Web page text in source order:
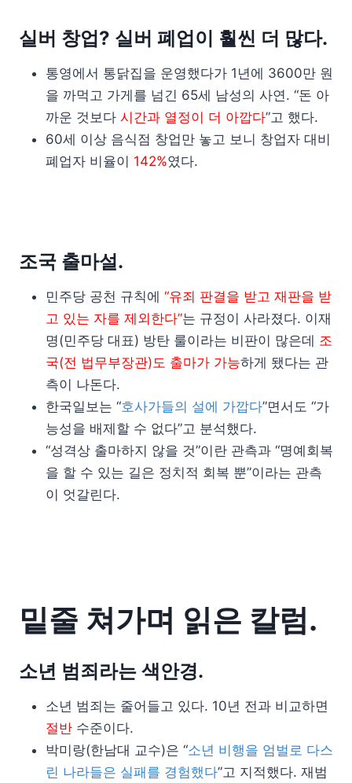
실버 창업? 실버 폐업이 훨씬 더 많다.
통영에서 통닭집을 운영했다가 1년에 3600만 원
을 까먹고 가게를 넘긴 65세 남성의 사연. “돈 아
까운 것보다 시간과 열정이 더 아깝다”고 했다.
60세 이상 음식점 창업만 놓고 보니 창업자 대비
폐업자 비율이 142%였다.
조국 출마설.
민주당 공천 규칙에 “유죄 판결을 받고 재판을 받
고 있는 자를 제외한다”는 규정이 사라졌다. 이재
명(민주당 대표) 방탄 룰이라는 비판이 많은데 조
국(전 법무부장관)도 출마가 가능하게 됐다는 관
측이 나돈다.
한국일보는 “호사가들의 설에 가깝다”면서도 “가
능성을 배제할 수 없다”고 분석했다.
“성격상 출마하지 않을 것”이란 관측과 “명예회복
을 할 수 있는 길은 정치적 회복 뿐”이라는 관측
이 엇갈린다.
밑줄 쳐가며 읽은 칼럼.
소년 범죄라는 색안경.
소년 범죄는 줄어들고 있다. 10년 전과 비교하면
절반 수준이다.
박미랑(한남대 교수)은 “소년 비행을 엄벌로 다스
린 나라들은 실패를 경험했다”고 지적했다. 재범